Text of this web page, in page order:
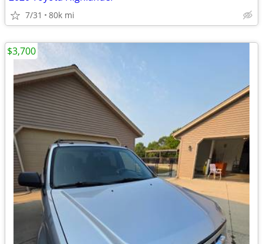
7/31 80k mi
$3,700